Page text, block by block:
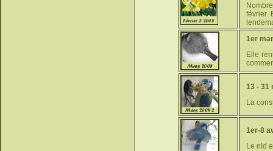
février.
1er
Elle
13 - 31
La
1er-8
Le nid